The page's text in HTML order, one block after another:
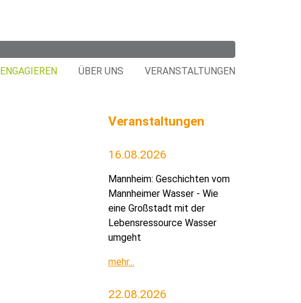
ENGAGIEREN ÜBER UNS VERANSTALTUNGEN
Veranstaltungen
16.08.2026
Mannheim: Geschichten vom
Mannheimer Wasser - Wie
eine Großstadt mit der
Lebensressource Wasser
umgeht
mehr...
22.08.2026